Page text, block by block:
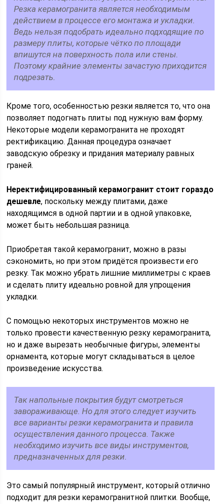
Резка керамогранита является необходимым
действием в процессе его монтажа и укладки.
Ведь нельзя подобрать идеально подходящие по
размеру плиты, которые чётко по площади
впишутся на поверхность пола или стены.
Поэтому крайние элементы зачастую приходится
подрезать.
Кроме того, особенностью резки является то, что она
позволяет подогнать плиты под нужную вам форму.
Некоторые модели керамогранита не проходят
ректификацию. Данная процедура означает
заводскую обрезку и придания материалу равных
граней.
Неректифицированный керамогранит стоит гораздо
дешевле, поскольку между плитами, даже
находящимся в одной партии и в одной упаковке,
может быть небольшая разница.
Приобретая такой керамогранит, можно в разы
сэкономить, но при этом придётся произвести его
резку. Так можно убрать лишние миллиметры с краев
и сделать плиту идеально ровной для упрощения
укладки.
С помощью некоторых инструментов можно не
только провести качественную резку керамогранита,
но и даже вырезать необычные фигуры, элементы
орнамента, которые могут складываться в целое
произведение искусства.
Так напольные покрытия будут смотреться
завораживающе. Но для этого следует изучить
все варианты резки керамогранита и правила
осуществления данного процесса. Также
необходимо изучить все виды инструментов,
предназначенных для резки.
Это самый популярный инструмент, который отлично
подходит для резки керамогранитной плитки. Вообще,